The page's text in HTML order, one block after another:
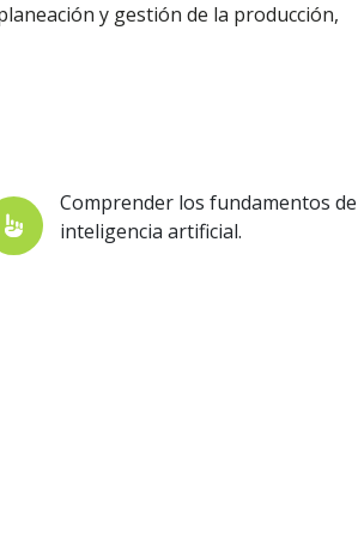
y gestión de la producción,
Comprender los fundamentos de
inteligencia artificial.